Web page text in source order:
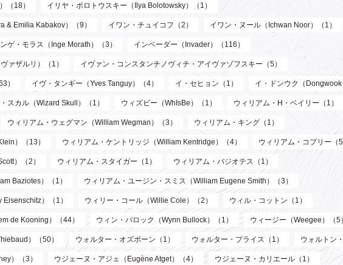
（18） イリヤ・ボロトウスキー（Ilya Bolotowsky）（1）
& Emilia Kabakov）（9） イワン・チュイコフ（2） イワン・ヌール（Ichwan Noor）（1）
ゲ・モラス（Inge Morath）（3） インベーダー（Invader）（116）
ァザルリ）（1） イヴァン・コンスタンチノヴィチ・アイヴァゾフスキー（5）
） イヴ・タンギー（Yves Tanguy）（4） イ・セヒョン（1） イ・ドンウク（Dongwook
スカル（Wizard Skull）（1） ウィズビー（WhIsBe）（1） ウィリアム・H・ベイリー（1）
ウィリアム・ウェグマン（William Wegman）（3） ウィリアム・キング（1）
）（13） ウィリアム・ケントリッジ（William Kentridge）（4） ウィリアム・コプリー（5
）（2） ウィリアム・スタイガー（1） ウィリアム・バジオテス（1）
Baziotes）（1） ウィリアム・ユージン・スミス（William Eugene Smith）（3）
）（1） ウィリー・コール（Willie Cole）（2） ウィル・コットン（1）
de Kooning）（44） ウィン・バロック（Wynn Bullock）（1） ウィージー（Weegee）（5）
）（50） ウォルター・オズボーン（1） ウォルター・プライス（1） ウォルトン
）（3） ウジェーヌ・アジェ（Eugène Atget）（4） ウジェーヌ・カリエール（1）